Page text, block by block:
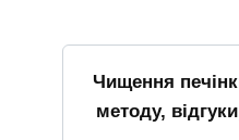
Чищення
методу,